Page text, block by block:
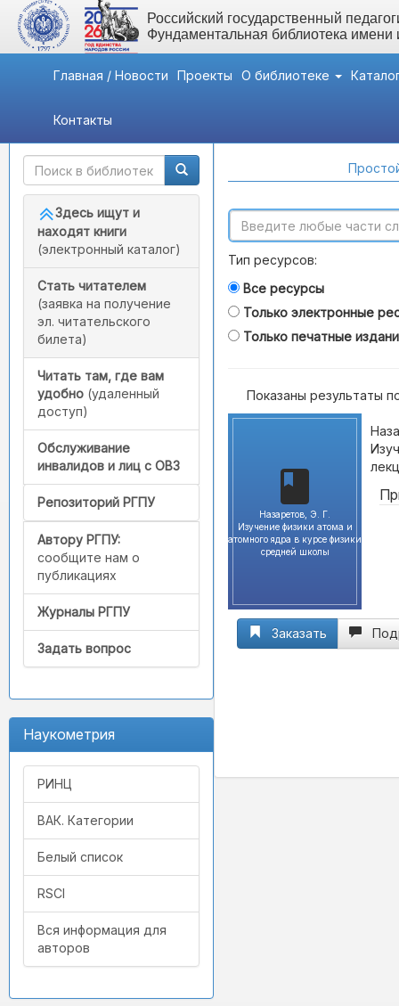
Российский государственный
Фундаментальная библиотека
Главная / Новости Проекты О библиотеке
Контакты
Быстрый доступ
Здесь ищут и
находят книги
(электронный каталог)
Стать читателем
(заявка на получение
эл. читательского
билета)
Читать там, где вам
удобно (удаленный
доступ)
Обслуживание
инвалидов и лиц с ОВЗ
Репозиторий РГПУ
Автору РГПУ:
сообщите нам о
публикациях
Журналы РГПУ
Задать вопрос
Наукометрия
РИНЦ
ВАК. Категории
Белый список
RSCI
Вся информация для
авторов
Тип ресурсов:
Все ресурсы
Только электронные
Только печатные
Показаны результаты
Назаретов, Э. Г.
Изучение физики атома и
атомного ядра в курсе физики
средней школы
Заказать